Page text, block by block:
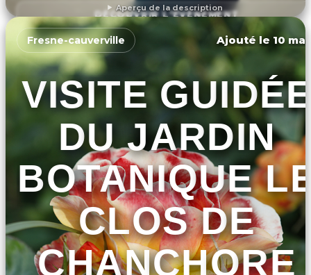
Aperçu de la description
DÉCOUVRIR L'ÉVÉNEMENT
Fresne-cauverville Ajouté le 10
VISITE
DU JARDIN
BOTANIQUE
CLOS DE
CHANCHORE